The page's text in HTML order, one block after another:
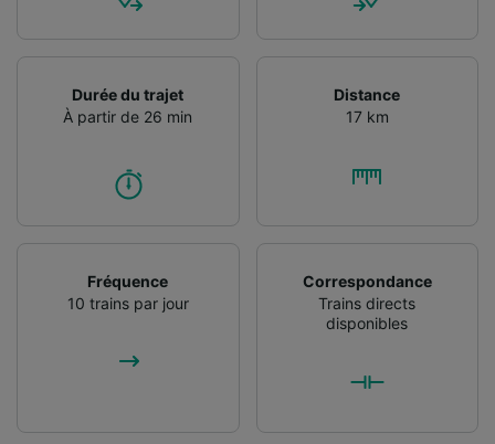
Durée du trajet
À partir de 26 min
Distance
17 km
Fréquence
10 trains par jour
Correspondance
Trains directs
disponibles
Utiliser des données de géolocalisation
précises. Analyser activement les
caractéristiques de l’appareil pour
l’identification. Stocker et/ou accéder à des
informations sur un appareil. Publicités et
contenu personnalisés, mesure de
études d’audience et développement de
services.